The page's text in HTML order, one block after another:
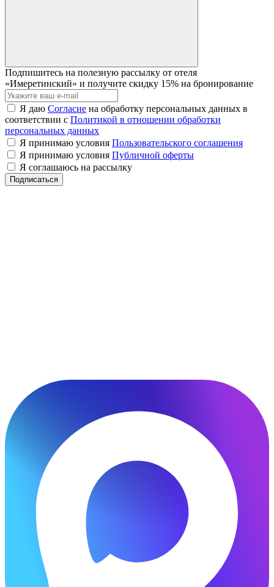
Подпишитесь на полезную рассылку от отеля
«Имеретинский» и получите скидку 15% на бронирование
Я даю Согласие на обработку персональных данных в
соответствии с Политикой в отношении обработки
персональных данных
Я принимаю условия Пользовательского соглашения
Я принимаю условия Публичной оферты
Я соглашаюсь на рассылку
Подписаться